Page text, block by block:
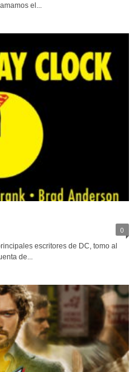
el...
0
escritores de DC, tomo al
de...